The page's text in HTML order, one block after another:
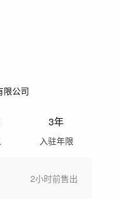
限公司
3年
入驻年限
2小时前售出